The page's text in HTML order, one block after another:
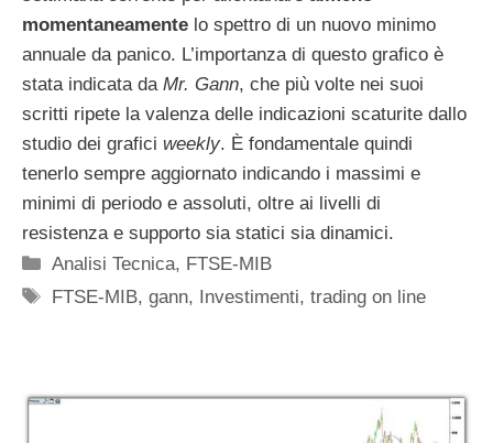
momentaneamente lo spettro di un nuovo minimo
annuale da panico. L’importanza di questo grafico è
stata indicata da Mr. Gann, che più volte nei suoi
scritti ripete la valenza delle indicazioni scaturite dallo
studio dei grafici weekly. È fondamentale quindi
tenerlo sempre aggiornato indicando i massimi e
minimi di periodo e assoluti, oltre ai livelli di
resistenza e supporto sia statici sia dinamici.
Categorie
Analisi Tecnica, FTSE-MIB
Tag
FTSE-MIB,gann, Investimenti,trading on line